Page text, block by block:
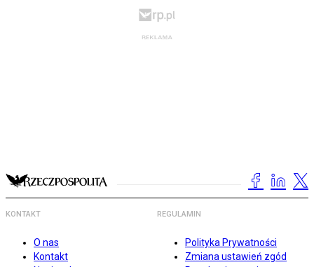
KONTAKT
O nas
Kontakt
REGULAMIN
Polityka Prywatności
Zmiana ustawień zgód